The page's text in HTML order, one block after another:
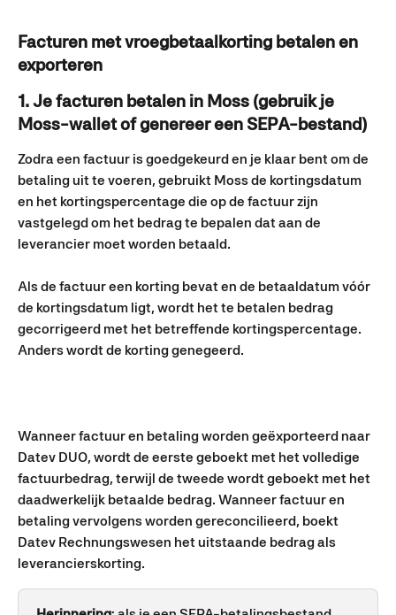
Facturen met vroegbetaalkorting betalen en
exporteren
1. Je facturen betalen in Moss (gebruik je
Moss-wallet of genereer een SEPA-bestand)
Zodra een factuur is goedgekeurd en je klaar bent om de
betaling uit te voeren, gebruikt Moss de kortingsdatum
en het kortingspercentage die op de factuur zijn
vastgelegd om het bedrag te bepalen dat aan de
leverancier moet worden betaald.
Als de factuur een korting bevat en de betaaldatum vóór
de kortingsdatum ligt, wordt het te betalen bedrag
gecorrigeerd met het betreffende kortingspercentage.
Anders wordt de korting genegeerd.
Wanneer factuur en betaling worden geëxporteerd naar
Datev DUO, wordt de eerste geboekt met het volledige
factuurbedrag, terwijl de tweede wordt geboekt met het
daadwerkelijk betaalde bedrag. Wanneer factuur en
betaling vervolgens worden gereconcilieerd, boekt
Datev Rechnungswesen het uitstaande bedrag als
leverancierskorting.